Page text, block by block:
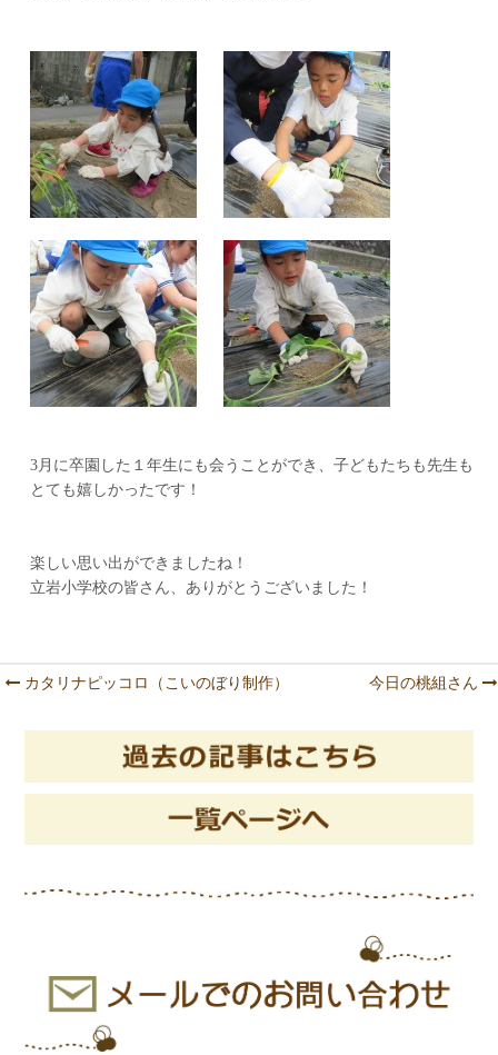
3月に卒園した１年生にも会うことができ、子どもたちも先生も
とても嬉しかったです！
楽しい思い出ができましたね！
立岩小学校の皆さん、ありがとうございました！
Post navigation
カタリナピッコロ（こいのぼり制作） 今日の桃組さん